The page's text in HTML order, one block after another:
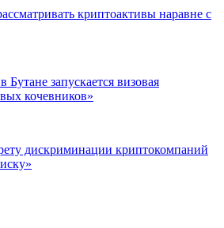
криптоактивы наравне с
запускается визовая
кочевников»
дискриминации криптокомпаний